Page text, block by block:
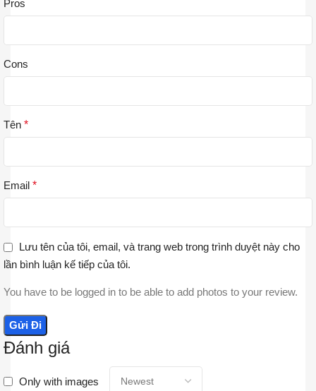
Đánh giá
Only with images
Pros
Cons
Tên *
Email *
Lưu tên của tôi, email, và trang web trong trình duyệt này cho
lần bình luận kế tiếp của tôi.
You have to be logged in to be able to add photos to your review.